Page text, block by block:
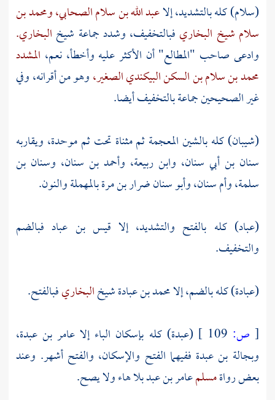
(سلام) كله بالتشديد، إلاعبد الله بن سلام الصحابي،ومحمد بن
سلام شيخ البخاري فبالتخفيف، وشدد جماعة شيخ البخاري.
وادعى صاحب "المطالع" أن الأكثر عليه وأخطأ، نعم، المشدد
محمد بن سلام بن السكن البيكندي الصغير،وهو من أقرانه، وفي
غير الصحيحين جماعة بالتخفيف أيضا.
(شيبان) كله بالشين المعجمة ثم مثناة تحت ثم موحدة، ويقاربه
سنان بن أبي سنان، وابن ربيعة، وأحمد بن سنان، وسنان بن
سلمة،وأم سنان،وأبو سنان ضرار بن مرةبالمهملة والنون.
(عباد) كله بالفتح والتشديد، إلا قيس بن عباد فبالضم
والتخفيف.
(عبادة) كله بالضم، إلامحمد بن عبادةشيخالبخاريفبالفتح.
[ ص: (عبدة) كله بإسكان الباء إلا عامر بن عبدة،
وبجالة بن عبدة ففيهما الفتح والإسكان، والفتح أشهر. وعند
بعض رواةمسلمعامر بن عبدبلا هاء ولا يصح.